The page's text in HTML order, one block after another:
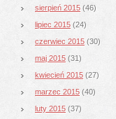
sierpień 2015 (46)
lipiec 2015 (24)
czerwiec 2015 (30)
maj 2015 (31)
kwiecień 2015 (27)
marzec 2015 (40)
luty 2015 (37)